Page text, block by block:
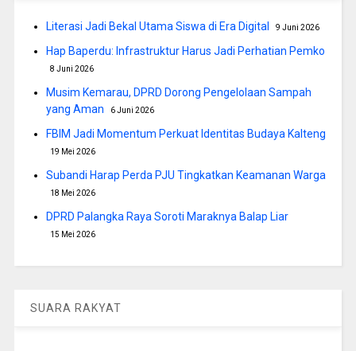
Literasi Jadi Bekal Utama Siswa di Era Digital 9 Juni 2026
Hap Baperdu: Infrastruktur Harus Jadi Perhatian Pemko
8 Juni 2026
Musim Kemarau, DPRD Dorong Pengelolaan Sampah
yang Aman
6 Juni 2026
FBIM Jadi Momentum Perkuat Identitas Budaya Kalteng
19 Mei 2026
Subandi Harap Perda PJU Tingkatkan Keamanan Warga
18 Mei 2026
DPRD Palangka Raya Soroti Maraknya Balap Liar
15 Mei 2026
SUARA RAKYAT